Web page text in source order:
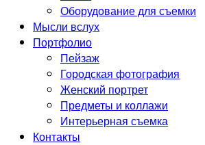
Оборудование для съемки
Мысли вслух
Портфолио
Пейзаж
Городская фотография
Женский портрет
Предметы и коллажи
Интерьерная съемка
Контакты